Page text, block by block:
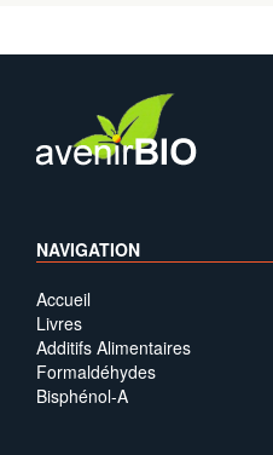
NAVIGATION
Accueil
Livres
Additifs Alimentaires
Formaldéhydes
Bisphénol-A